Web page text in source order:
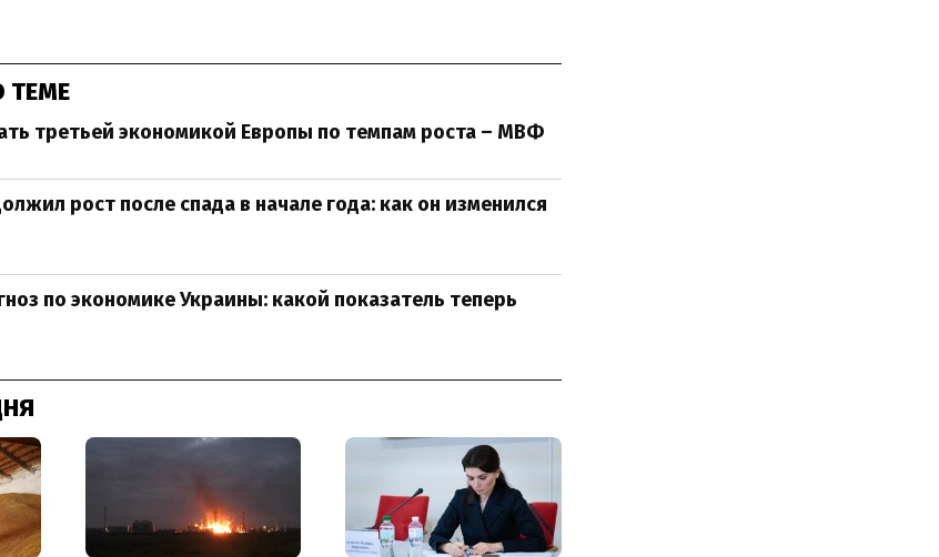
ТЕМЕ
третьей экономикой Европы по темпам роста – МВФ
рост после спада в начале года: как он изменился
по экономике Украины: какой показатель теперь